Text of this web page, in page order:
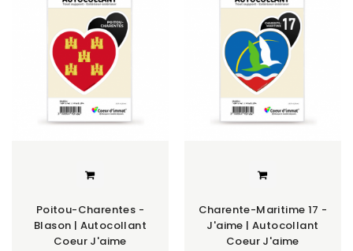
Poitou-Charentes -
Blason | Autocollant
Coeur J'aime
Charente-Maritime 17 -
J'aime | Autocollant
Coeur J'aime